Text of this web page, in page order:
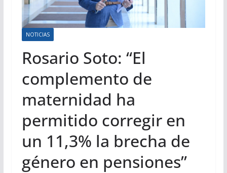
NOTICIAS
Rosario Soto: “El
complemento de
maternidad ha
permitido corregir en
un 11,3% la brecha de
género en pensiones”